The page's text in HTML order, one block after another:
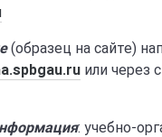
(образец на сайте)
spbgau.ru или через с
: учебно-